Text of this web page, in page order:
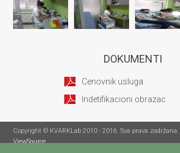
DOKUMENTI
Cenovnik usluga
Indetifikacioni obrazac
Copyright © KVARKLab 2010 - 2016. Sva prava zadržana.
ViewSource